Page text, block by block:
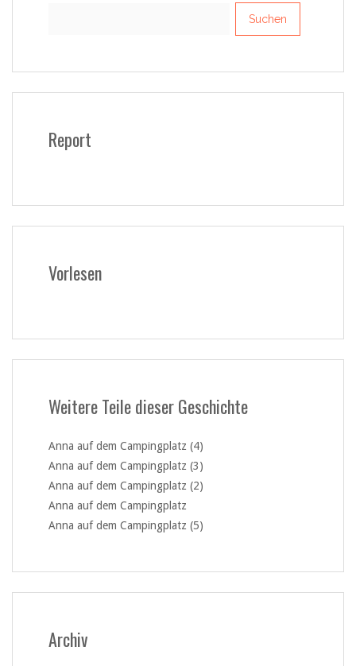
Report
Vorlesen
Weitere Teile dieser Geschichte
Anna auf dem Campingplatz (4)
Anna auf dem Campingplatz (3)
Anna auf dem Campingplatz (2)
Anna auf dem Campingplatz
Anna auf dem Campingplatz (5)
Archiv